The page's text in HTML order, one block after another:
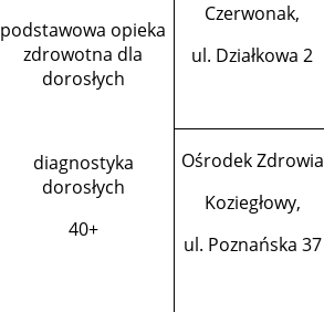
podstawowa opieka
zdrowotna dla
dorosłych
diagnostyka
dorosłych
40+
Czerwonak,
ul. Działkowa 2
Ośrodek Zdrowia
Koziegłowy,
ul. Poznańska 37